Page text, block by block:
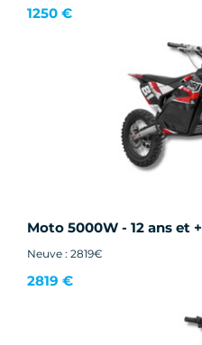
1250 €
Moto 5000W - 12 ans et +
Neuve : 2819€
2819 €